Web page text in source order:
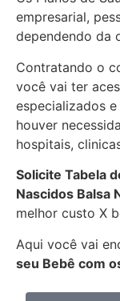
empresarial,
dependendo da
Contratando o
você vai ter
especializados
houver
hospitais,
Solicite Tabela
Nascidos Balsa
melhor custo X
Aqui você vai
seu Bebê com